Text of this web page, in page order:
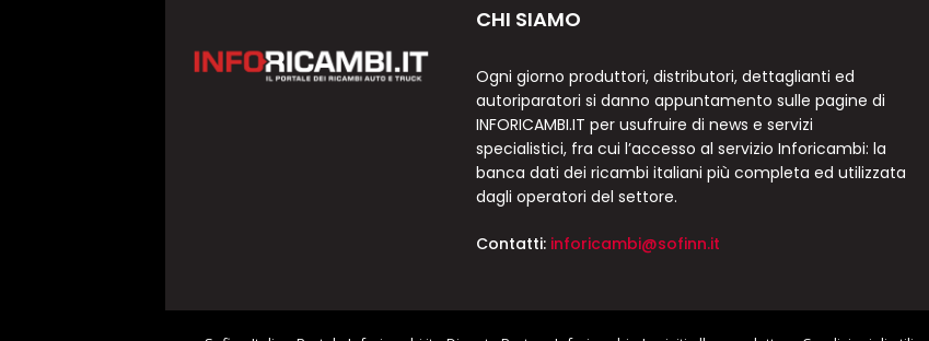
CHI SIAMO
Ogni giorno produttori, distributori, dettaglianti ed
autoriparatori si danno appuntamento sulle pagine di
INFORICAMBI.IT per usufruire di news e servizi
specialistici, fra cui l’accesso al servizio Inforicambi: la
banca dati dei ricambi italiani più completa ed utilizzata
dagli operatori del settore.
Contatti: inforicambi@sofinn.it